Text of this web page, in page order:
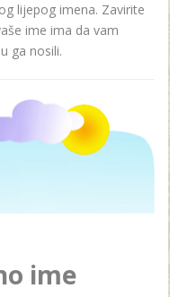
lijepog imena. Zavirite
ime ima da vam
ga nosili.
ime